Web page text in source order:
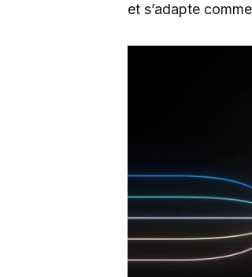
et s’adapte